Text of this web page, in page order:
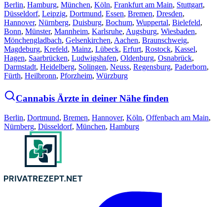
Berlin, Hamburg, München, Köln, Frankfurt am Main, Stuttgart,
Düsseldorf, Leipzig, Dortmund, Essen, Bremen, Dresden,
Hannover, Nürnberg, Duisburg, Bochum, Wuppertal, Bielefeld,
Bonn, Münster, Mannheim, Karlsruhe, Augsburg, Wiesbaden,
Mönchengladbach, Gelsenkirchen, Aachen, Braunschweig,
Magdeburg, Krefeld, Mainz, Lübeck, Erfurt, Rostock, Kassel,
Hagen, Saarbrücken, Ludwigshafen, Oldenburg, Osnabrück,
Darmstadt, Heidelberg, Solingen, Neuss, Regensburg, Paderborn,
Fürth, Heilbronn, Pforzheim, Würzburg
Cannabis Ärzte in deiner Nähe finden
Berlin, Dortmund, Bremen, Hannover, Köln, Offenbach am Main,
Nürnberg, Düsseldorf, München, Hamburg